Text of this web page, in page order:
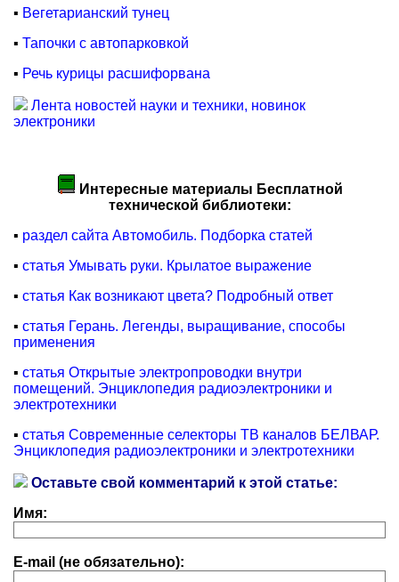
▪ Вегетарианский тунец
▪ Тапочки с автопарковкой
▪ Речь курицы расшифорвана
Лента новостей науки и техники, новинок
электроники
Интересные материалы Бесплатной
технической библиотеки:
▪ раздел сайта Автомобиль. Подборка статей
▪ статья Умывать руки. Крылатое выражение
▪ статья Как возникают цвета? Подробный ответ
▪ статья Герань. Легенды, выращивание, способы
применения
▪ статья Открытые электропроводки внутри
помещений. Энциклопедия радиоэлектроники и
электротехники
▪ статья Современные селекторы ТВ каналов БЕЛВАР.
Энциклопедия радиоэлектроники и электротехники
Оставьте свой комментарий к этой статье:
Имя:
E-mail (не обязательно):